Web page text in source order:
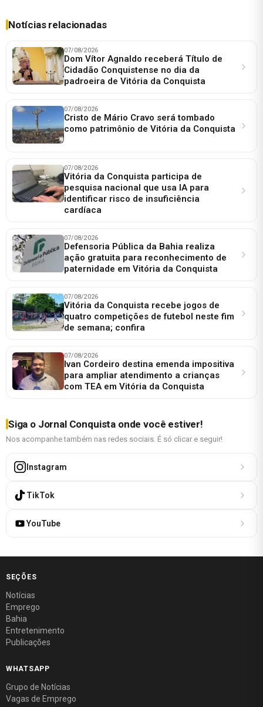
Notícias relacionadas
07/08/2026
Dom Vítor Agnaldo receberá Título de
Cidadão Conquistense no dia da
padroeira de Vitória da Conquista
07/08/2026
Cristo de Mário Cravo será tombado
como patrimônio de Vitória da Conquista
07/08/2026
Vitória da Conquista participa de
pesquisa nacional que usa IA para
identificar risco de insuficiência
cardíaca
07/08/2026
Defensoria Pública da Bahia realiza
ação gratuita para reconhecimento de
paternidade em Vitória da Conquista
07/08/2026
Vitória da Conquista recebe jogos de
quatro competições de futebol neste fim
de semana; confira
07/08/2026
Ivan Cordeiro destina emenda impositiva
para ampliar atendimento a crianças
com TEA em Vitória da Conquista
Siga o Jornal Conquista onde você estiver!
Nos acompanhe também nas redes sociais. É só clicar e seguir!
Instagram
TikTok
YouTube
SEÇÕES
Notícias
Emprego
Bahia
Entretenimento
Publicações
WHATSAPP
Grupo de Notícias
Vagas de Emprego